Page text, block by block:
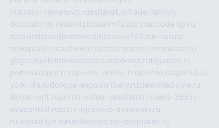
matrasy-kemerovo.ruashanet.rutrade-farm.ru
dotcustoms.rudomizbrusa9x12spb.ruautodamp.ru
narasimha.rudjcommodities.ru nv750.rux-ton.ru
newsplain.rucardvoice.ru modopaper.ru manunae.ru
gbget.rualfeihavsalnassr.ru madoma.rutajuncos.ru
petrovkasports.ruporno-online-besplatno.rusplclub.ru
york-life.rudoroga-expo.ru ribery.rucleanmedicine.ru
slovar-ivrit.ruporno-video-besplatno.ruseks-365.ru
ovucontrol.rusloty-igrovyye-avtomaty.ru
ru-industriya.ru russkoe-porno-besplatno.ru